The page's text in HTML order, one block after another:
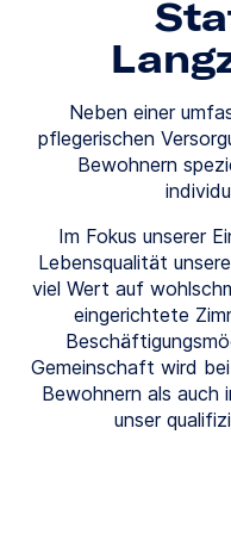
Neben einer
pflegerischen
Bewohnern
Im Fokus unserer
Lebensqualität
viel Wert auf
eingerichtete
Gemeinschaft wird
Bewohnern als auch
unser